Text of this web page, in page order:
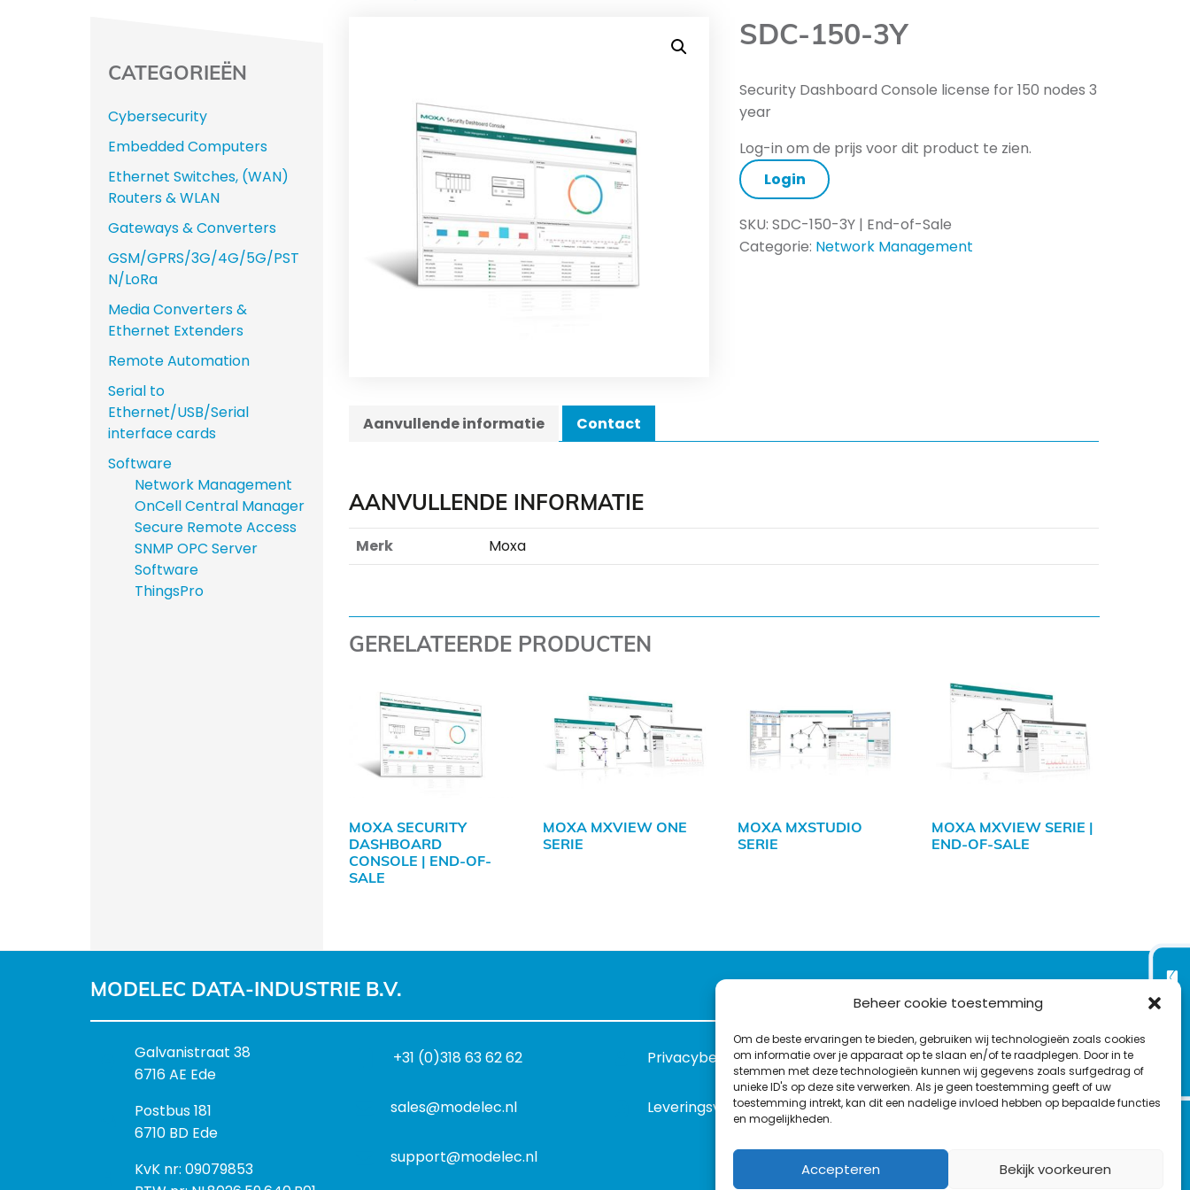
Beheer cookie toestemming
Om de beste ervaringen te bieden, gebruiken wij technologieën zoals cookies
om informatie over je apparaat op te slaan en/of te raadplegen. Door in te
stemmen met deze technologieën kunnen wij gegevens zoals surfgedrag of
unieke ID's op deze site verwerken. Als je geen toestemming geeft of uw
toestemming intrekt, kan dit een nadelige invloed hebben op bepaalde functies
en mogelijkheden.
Accepteren Bekijk voorkeuren
SDC-150-3Y
Security Dashboard Console license for 150 nodes 3
year
Log-in om de prijs voor dit product te zien.
Login
SKU:SDC-150-3Y | End-of-Sale
Categorie: Network Management
Aanvullende informatie Contact
AANVULLENDE INFORMATIE
Merk Moxa
GERELATEERDE PRODUCTEN
MOXA SECURITY
DASHBOARD
CONSOLE | END-OF-
SALE
MOXA MXVIEW ONE
SERIE
MOXA MXSTUDIO
SERIE
MOXA MXVIEW SERIE |
END-OF-SALE
CATEGORIEËN
Cybersecurity
Embedded Computers
Ethernet Switches, (WAN)
Routers & WLAN
Gateways & Converters
GSM/GPRS/3G/4G/5G/PST
N/LoRa
Media Converters &
Ethernet Extenders
Remote Automation
Serial to
Ethernet/USB/Serial
interface cards
Software
Network Management
OnCell Central Manager
Secure Remote Access
SNMP OPC Server
Software
ThingsPro
MODELEC DATA-INDUSTRIE B.V.
B
e
o
e
k
a
Galvanistraat 38
6716 AE Ede
P
o
t
Postbus 181
6710 BD Ede
IKvK nr: 09079853
+31 (0)318 63 62 62
sales@modelec.nl
support@modelec.nl
Privacybeleid
Leveringsvoorwaarden
VOLG ONS OP:
L
i
n
I
T
w
t
F
a
c
o
Y
o
u
b
C
o
n
c